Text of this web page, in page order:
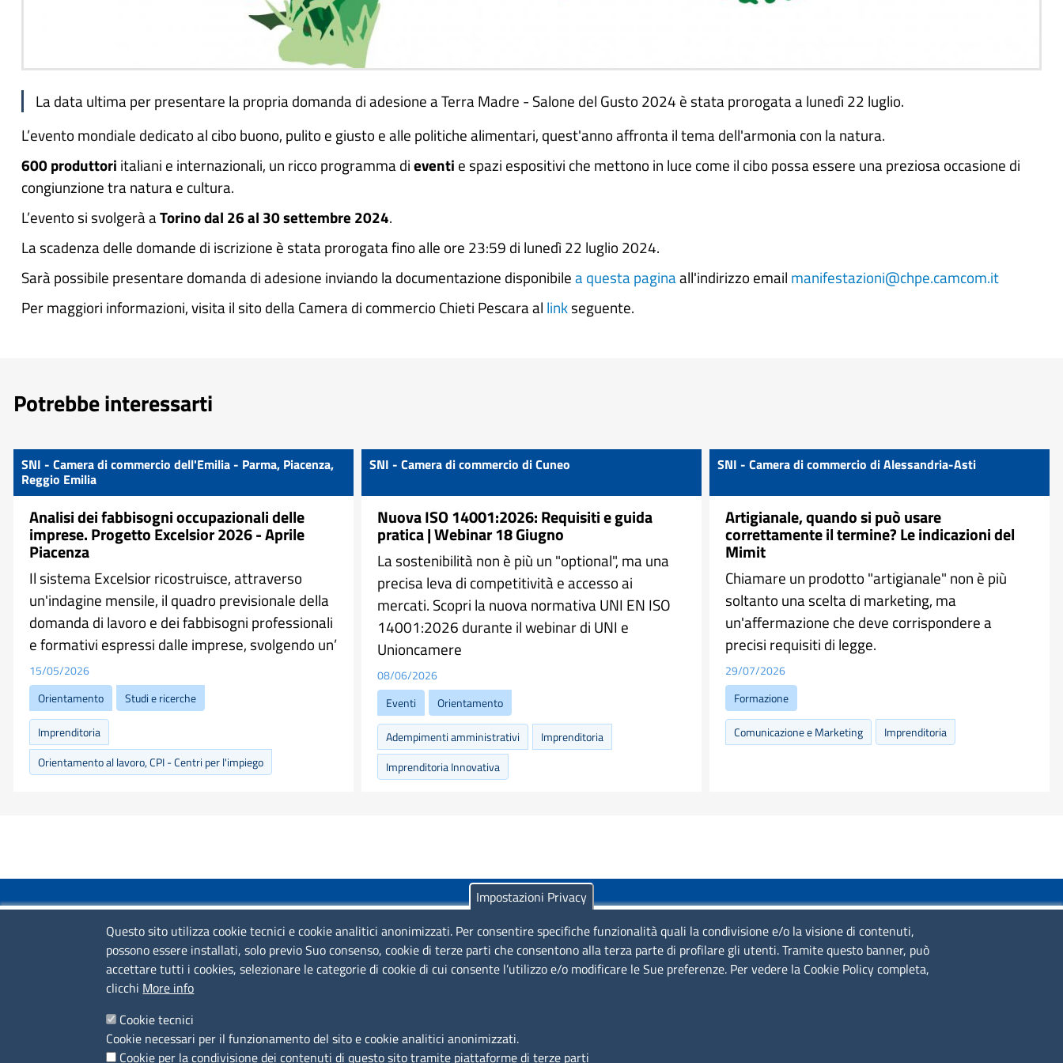
La data ultima per presentare la propria domanda di adesione a Terra Madre - Salone del Gusto 2024 è stata prorogata a lunedì 22 luglio.
L’evento mondiale dedicato al cibo buono, pulito e giusto e alle politiche alimentari, quest'anno affronta il tema dell'armonia con la natura.
600produttori italiani e internazionali, un ricco programma dieventi e spazi espositivi che mettono in luce come il cibo possa essere una preziosa occasione di
congiunzione tra natura e cultura.
L’evento si svolgerà aTorinodal 26 al 30 settembre 2024.
La scadenza delle domande di iscrizione è stata prorogata fino alle ore 23:59 di lunedì 22 luglio 2024.
Sarà possibile presentare domanda di adesione inviando la documentazione disponibilea questa paginaall'indirizzo email manifestazioni@chpe.camcom.it
Per maggiori informazioni, visita il sito della Camera di commercio Chieti Pescara al linkseguente.
Potrebbe interessarti
SNI - Camera di commercio dell'Emilia - Parma, Piacenza,
Reggio Emilia
Analisi dei fabbisogni occupazionali delle
imprese. Progetto Excelsior 2026 - Aprile
Piacenza
Il sistema Excelsior ricostruisce, attraverso
un'indagine mensile, il quadro previsionale della
domanda di lavoro e dei fabbisogni professionali
e formativi espressi dalle imprese, svolgendo un’
15/05/2026
Orientamento
Studi e ricerche
Imprenditoria
Orientamento al lavoro, CPI - Centri per l'impiego
SNI - Camera di commercio di Cuneo
Nuova ISO 14001:2026: Requisiti e guida
pratica | Webinar 18 Giugno
La sostenibilità non è più un "optional", ma una
precisa leva di competitività e accesso ai
mercati. Scopri la nuova normativa UNI EN ISO
14001:2026 durante il webinar di UNI e
Unioncamere
08/06/2026
Eventi
Orientamento
Adempimenti amministrativi
Imprenditoria
Imprenditoria Innovativa
SNI - Camera di commercio di Alessandria-Asti
Artigianale, quando si può usare
correttamente il termine? Le indicazioni del
Mimit
Chiamare un prodotto "artigianale" non è più
soltanto una scelta di marketing, ma
un'affermazione che deve corrispondere a
precisi requisiti di legge.
29/07/2026
Formazione
Comunicazione e Marketing Imprenditoria
COLLEGAMENTI VELOCI
Colloqui di primo orientamento
Colloqui specialistici
Piazza Sallustio, 21 - 00187 Roma
SERVIZIO REALIZZATO DA
Impostazioni Privacy
Questo sito utilizza cookie tecnici e cookie analitici anonimizzati. Per consentire specifiche funzionalità quali la condivisione e/o la visione di contenuti,
possono essere installati, solo previo Suo consenso, cookie di terze parti che consentono alla terza parte di profilare gli utenti. Tramite questo banner, può
accettare tutti i cookies, selezionare le categorie di cookie di cui consente l’utilizzo e/o modificare le Sue preferenze. Per vedere la Cookie Policy completa,
clicchi More info
Cookie tecnici
Cookie necessari per il funzionamento del sito e cookie analitici anonimizzati.
Cookie per la condivisione dei contenuti di questo sito tramite piattaforme di terze parti